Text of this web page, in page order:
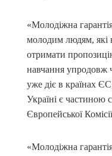
«Молодіжна
молодим людям, які
отримати
навчання упродовж
уже діє в країнах
Україні є частиною
Європейської
«Молодіжна